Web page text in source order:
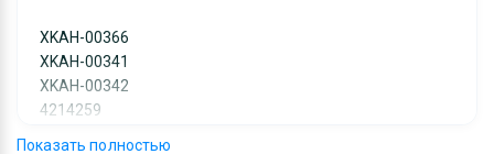
XKAH-00366
XKAH-00341
XKAH-00342
4214259
Показать полностью
Отправка товара осуществляется в течение 2-х
после получения оплаты и отправляются через UPS
отслеживанием местоположения посылки и
без обязательной подписи. При выборе доставки